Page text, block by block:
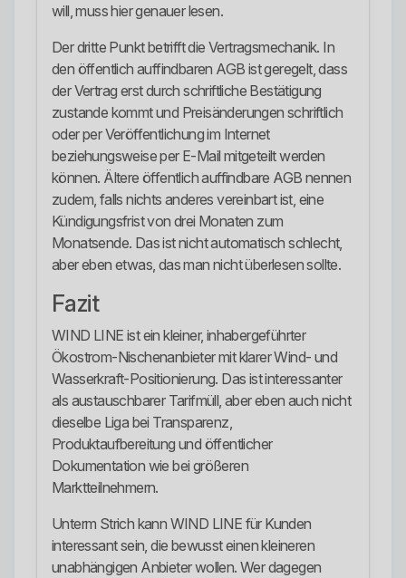
will, muss hier genauer lesen.
Der dritte Punkt betrifft die Vertragsmechanik. In
den öffentlich auffindbaren AGB ist geregelt, dass
der Vertrag erst durch schriftliche Bestätigung
zustande kommt und Preisänderungen schriftlich
oder per Veröffentlichung im Internet
beziehungsweise per E-Mail mitgeteilt werden
können. Ältere öffentlich auffindbare AGB nennen
zudem, falls nichts anderes vereinbart ist, eine
Kündigungsfrist von drei Monaten zum
Monatsende. Das ist nicht automatisch schlecht,
aber eben etwas, das man nicht überlesen sollte.
Fazit
WIND LINE ist ein kleiner, inhabergeführter
Ökostrom-Nischenanbieter mit klarer Wind- und
Wasserkraft-Positionierung. Das ist interessanter
als austauschbarer Tarifmüll, aber eben auch nicht
dieselbe Liga bei Transparenz,
Produktaufbereitung und öffentlicher
Dokumentation wie bei größeren
Marktteilnehmern.
Unterm Strich kann WIND LINE für Kunden
interessant sein, die bewusst einen kleineren
unabhängigen Anbieter wollen. Wer dagegen